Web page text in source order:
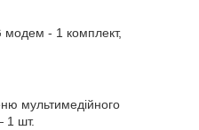
модем - 1 комплект,
мультимедійного
1 шт.